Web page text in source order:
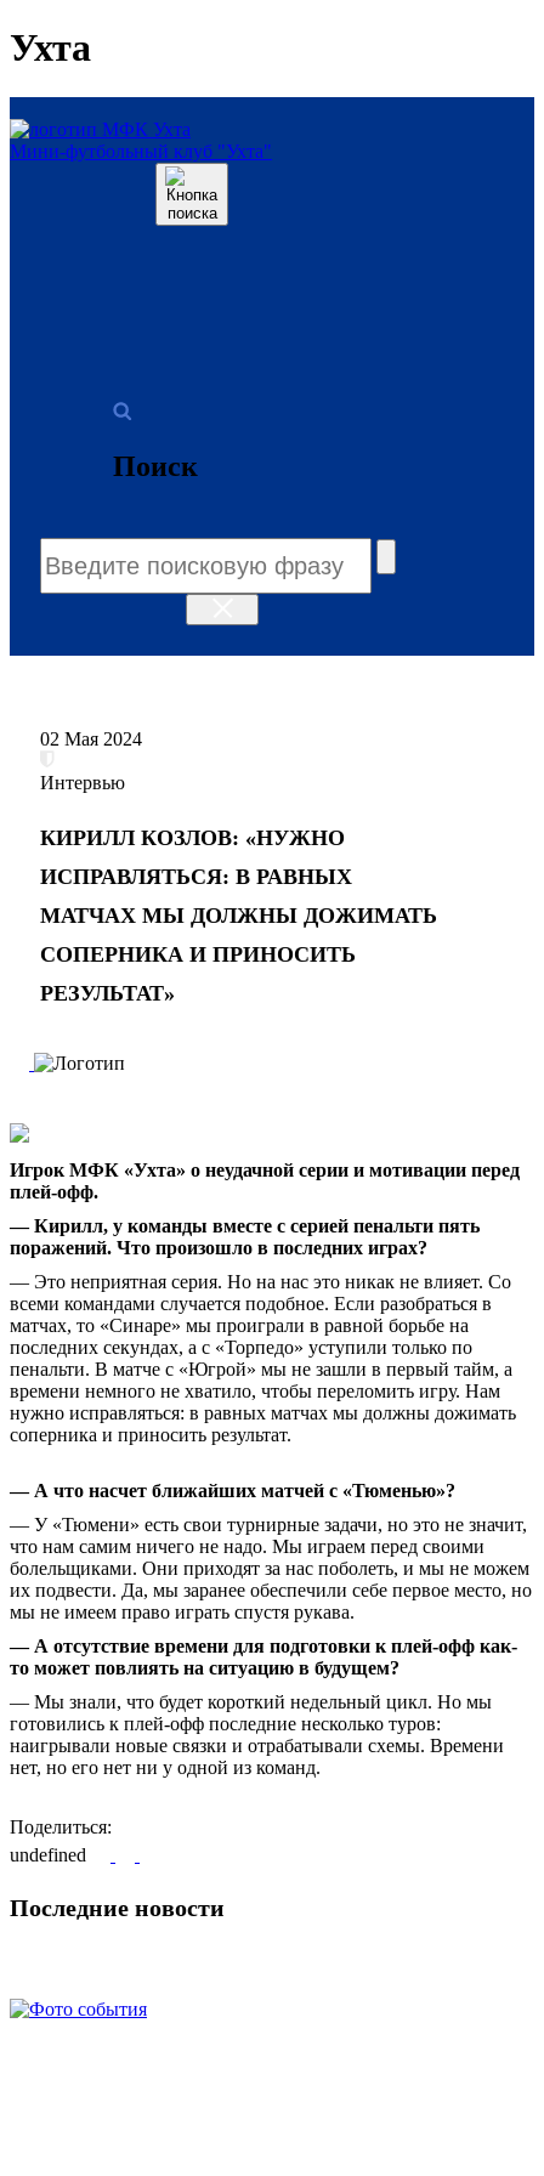
Ухта
Мини-футбольный клуб "Ухта"
Поиск
02 Мая 2024
Интервью
КИРИЛЛ КОЗЛОВ: «НУЖНО
ИСПРАВЛЯТЬСЯ: В РАВНЫХ
МАТЧАХ МЫ ДОЛЖНЫ ДОЖИМАТЬ
СОПЕРНИКА И ПРИНОСИТЬ
РЕЗУЛЬТАТ»
Игрок МФК «Ухта» о неудачной серии и мотивации перед
плей-офф.
— Кирилл, у команды вместе с серией пенальти пять
поражений. Что произошло в последних играх?
— Это неприятная серия. Но на нас это никак не влияет. Со
всеми командами случается подобное. Если разобраться в
матчах, то «Синаре» мы проиграли в равной борьбе на
последних секундах, а с «Торпедо» уступили только по
пенальти. В матче с «Югрой» мы не зашли в первый тайм, а
времени немного не хватило, чтобы переломить игру. Нам
нужно исправляться: в равных матчах мы должны дожимать
соперника и приносить результат.
— А что насчет ближайших матчей с «Тюменью»?
— У «Тюмени» есть свои турнирные задачи, но это не значит,
что нам самим ничего не надо. Мы играем перед своими
болельщиками. Они приходят за нас поболеть, и мы не можем
их подвести. Да, мы заранее обеспечили себе первое место, но
мы не имеем право играть спустя рукава.
— А отсутствие времени для подготовки к плей-офф как-
то может повлиять на ситуацию в будущем?
— Мы знали, что будет короткий недельный цикл. Но мы
готовились к плей-офф последние несколько туров:
наигрывали новые связки и отрабатывали схемы. Времени
нет, но его нет ни у одной из команд.
Поделиться:
undefined
Последние новости